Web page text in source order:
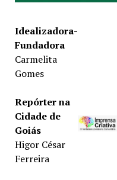
Idealizadora-
Fundadora
Carmelita
Gomes
Repórter na
Cidade de
Goiás
Higor César
Ferreira